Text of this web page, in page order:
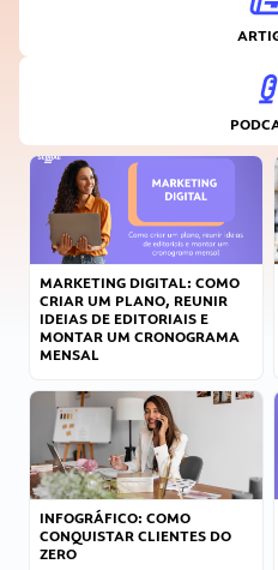
MARKETING DIGITAL: COMO
CRIAR UM PLANO, REUNIR
IDEIAS DE EDITORIAIS E
MONTAR UM CRONOGRAMA
MENSAL
INFOGRÁFICO: COMO
CONQUISTAR CLIENTES DO
ZERO